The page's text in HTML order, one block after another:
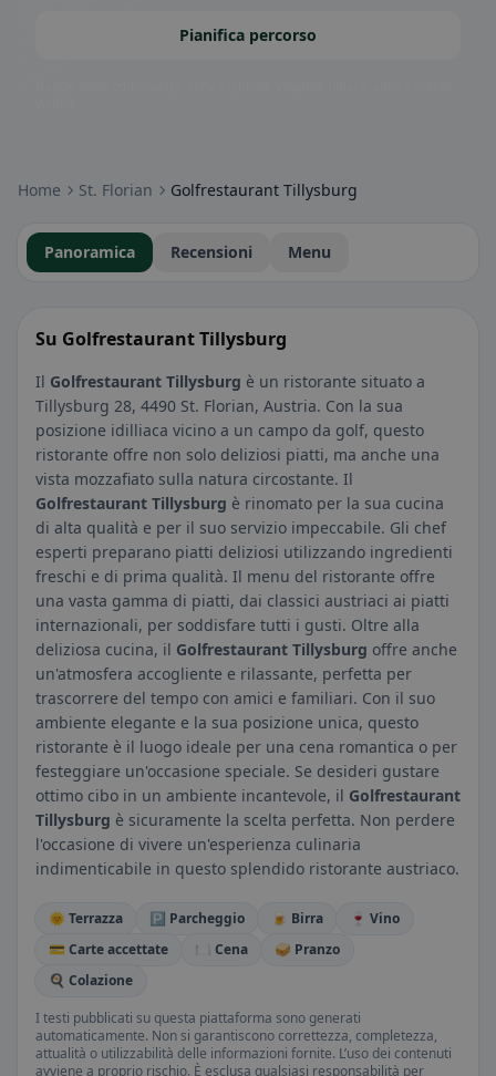
Pianifica percorso
Home St. Florian Golfrestaurant Tillysburg
Panoramica Recensioni Menu
Su Golfrestaurant Tillysburg
Il Golfrestaurant Tillysburg è un ristorante situato a
Tillysburg 28, 4490 St. Florian, Austria. Con la sua
posizione idilliaca vicino a un campo da golf, questo
ristorante offre non solo deliziosi piatti, ma anche una
vista mozzafiato sulla natura circostante. Il
Golfrestaurant Tillysburg è rinomato per la sua cucina
di alta qualità e per il suo servizio impeccabile. Gli chef
esperti preparano piatti deliziosi utilizzando ingredienti
freschi e di prima qualità. Il menu del ristorante offre
una vasta gamma di piatti, dai classici austriaci ai piatti
internazionali, per soddisfare tutti i gusti. Oltre alla
deliziosa cucina, il Golfrestaurant Tillysburg offre anche
un'atmosfera accogliente e rilassante, perfetta per
trascorrere del tempo con amici e familiari. Con il suo
ambiente elegante e la sua posizione unica, questo
ristorante è il luogo ideale per una cena romantica o per
festeggiare un'occasione speciale. Se desideri gustare
ottimo cibo in un ambiente incantevole, il Golfrestaurant
Tillysburg è sicuramente la scelta perfetta. Non perdere
l'occasione di vivere un'esperienza culinaria
indimenticabile in questo splendido ristorante austriaco.
🌞 Terrazza 🅿️ Parcheggio 🍺 Birra
🍷 Vino
💳 Carte accettate
🍽️ Cena
🥪 Pranzo
🍳 Colazione
I testi pubblicati su questa piattaforma sono generati
automaticamente. Non si garantiscono correttezza, completezza,
attualità o utilizzabilità delle informazioni fornite. L’uso dei contenuti
avviene a proprio rischio. È esclusa qualsiasi responsabilità per